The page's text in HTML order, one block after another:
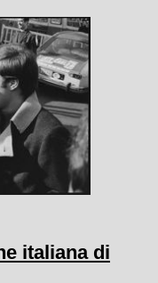
italiana di